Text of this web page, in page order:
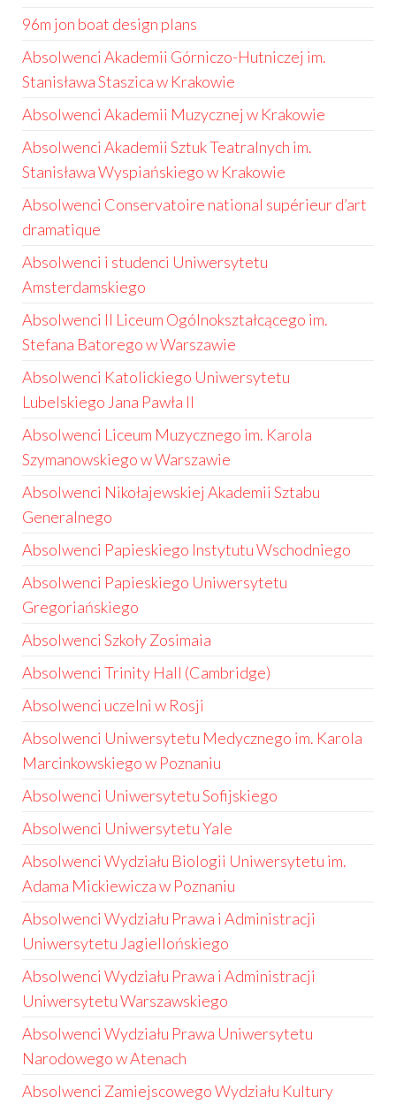
96m jon boat design plans
Absolwenci Akademii Górniczo-Hutniczej im.
Stanisława Staszica w Krakowie
Absolwenci Akademii Muzycznej w Krakowie
Absolwenci Akademii Sztuk Teatralnych im.
Stanisława Wyspiańskiego w Krakowie
Absolwenci Conservatoire national supérieur d’art
dramatique
Absolwenci i studenci Uniwersytetu
Amsterdamskiego
Absolwenci II Liceum Ogólnokształcącego im.
Stefana Batorego w Warszawie
Absolwenci Katolickiego Uniwersytetu
Lubelskiego Jana Pawła II
Absolwenci Liceum Muzycznego im. Karola
Szymanowskiego w Warszawie
Absolwenci Nikołajewskiej Akademii Sztabu
Generalnego
Absolwenci Papieskiego Instytutu Wschodniego
Absolwenci Papieskiego Uniwersytetu
Gregoriańskiego
Absolwenci Szkoły Zosimaia
Absolwenci Trinity Hall (Cambridge)
Absolwenci uczelni w Rosji
Absolwenci Uniwersytetu Medycznego im. Karola
Marcinkowskiego w Poznaniu
Absolwenci Uniwersytetu Sofijskiego
Absolwenci Uniwersytetu Yale
Absolwenci Wydziału Biologii Uniwersytetu im.
Adama Mickiewicza w Poznaniu
Absolwenci Wydziału Prawa i Administracji
Uniwersytetu Jagiellońskiego
Absolwenci Wydziału Prawa i Administracji
Uniwersytetu Warszawskiego
Absolwenci Wydziału Prawa Uniwersytetu
Narodowego w Atenach
Absolwenci Zamiejscowego Wydziału Kultury